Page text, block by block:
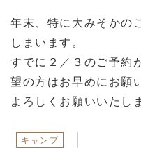
年末、特に大みそかの
しまいます。
すでに２／３のご予約
望の方はお早めにお願
よろしくお願いいたし
キャンプ